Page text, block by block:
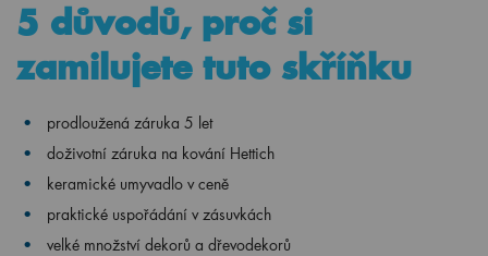
5 důvodů, proč si
zamilujete tuto skříňku
prodloužená záruka 5 let
doživotní záruka na kování Hettich
keramické umyvadlo v ceně
praktické uspořádání v zásuvkách
velké množství dekorů a dřevodekorů